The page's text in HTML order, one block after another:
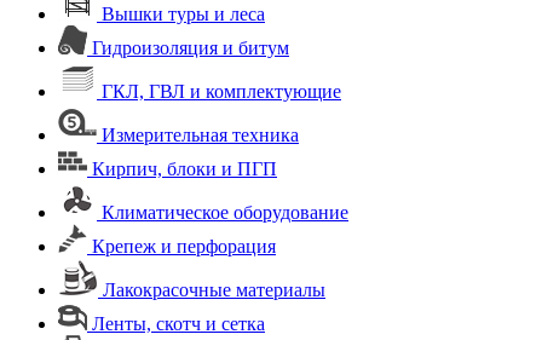
Вышки туры и леса
Гидроизоляция и битум
ГКЛ, ГВЛ и комплектующие
Измерительная техника
Кирпич, блоки и ПГП
Климатическое оборудование
Крепеж и перфорация
Лакокрасочные материалы
Ленты, скотч и сетка